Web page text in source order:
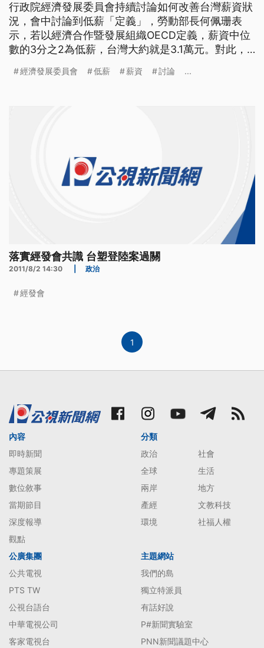
行政院經濟發展委員會持續討論如何改善台灣薪資狀
況，會中討論到低薪「定義」，勞動部長何佩珊表
示，若以經濟合作暨發展組織OECD定義，薪資中位
數的3分之2為低薪，台灣大約就是3.1萬元。對此，
論「如何解決薪資問題」，最快下週再開經發會找解
經濟發展委員會 低薪 薪資 討論 ...
落實經發會共識 台塑登陸案過關
2011/8/2 14:30 政治
經發會
1
內容
即時新聞
專題策展
數位敘事
當期節目
深度報導
觀點
分類
政治
社會
全球
生活
兩岸
地方
產經
文教科技
環境
社福人權
公廣集團
公共電視
PTS TW
公視台語台
中華電視公司
客家電視台
主題網站
我們的島
獨立特派員
有話好說
P#新聞實驗室
PNN新聞議題中心